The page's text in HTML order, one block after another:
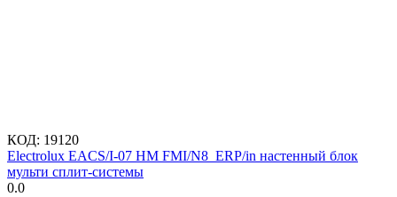
КОД: 19120
Electrolux EACS/I-07 HM FMI/N8_ERP/in настенный блок
мульти сплит-системы
0.0